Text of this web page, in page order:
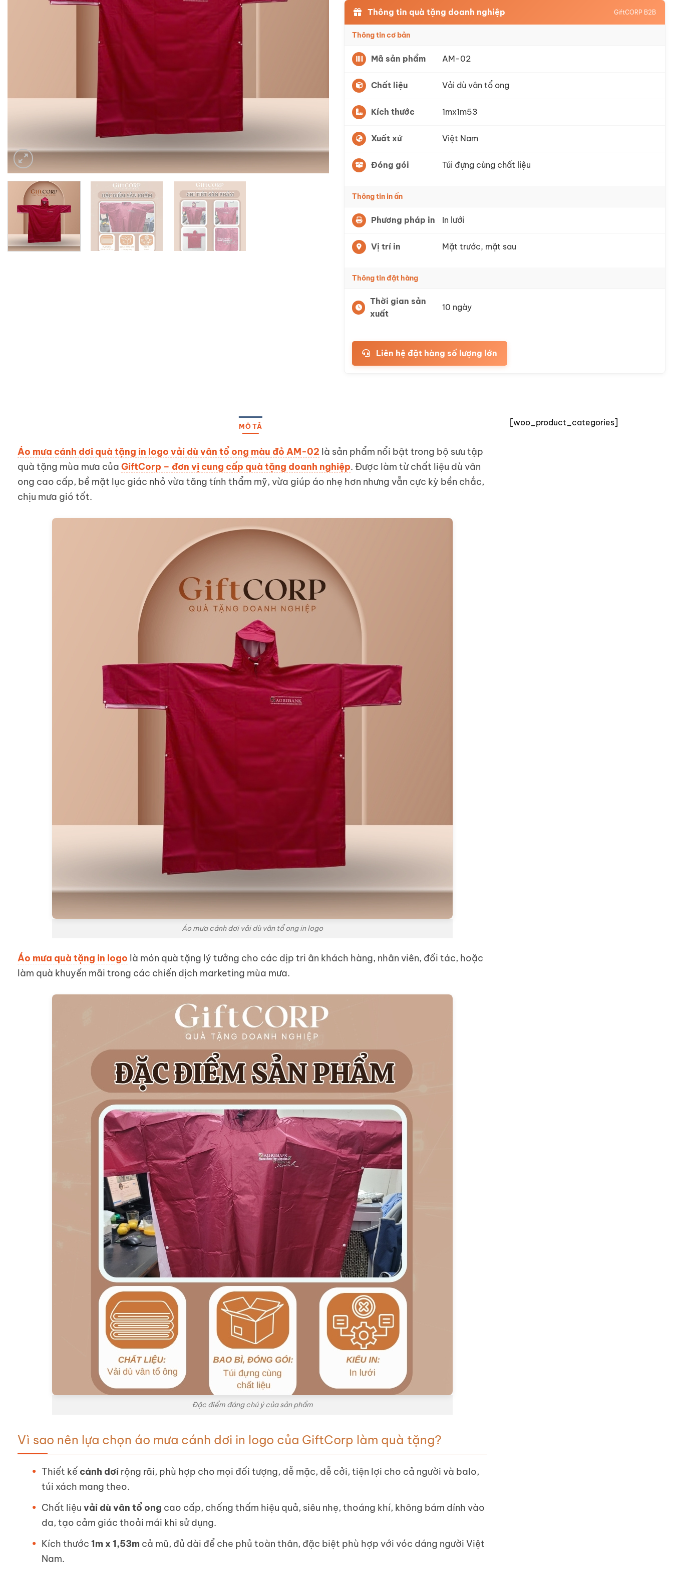
Thông tin quà tặng doanh nghiệp GiftCORP B2B
Thông tin cơ bản
Mã sản phẩm AM-02
Chất liệu Vải dù vân tổ ong
Kích thước 1mx1m53
Xuất xứ Việt Nam
Đóng gói Túi đựng cùng chất liệu
Thông tin in ấn
Phương pháp in In lưới
Vị trí in Mặt trước, mặt sau
Thông tin đặt hàng
Thời gian sản
xuất
10 ngày
Liên hệ đặt hàng số lượng lớn
MÔ TẢ
Áo mưa cánh dơi quà tặng in logo vải dù vân tổ ong màu đỏ AM-02 là sản phẩm nổi bật trong bộ sưu tập
quà tặng mùa mưa của GiftCorp – đơn vị cung cấp quà tặng doanh nghiệp. Được làm từ chất liệu dù vân
ong cao cấp, bề mặt lục giác nhỏ vừa tăng tính thẩm mỹ, vừa giúp áo nhẹ hơn nhưng vẫn cực kỳ bền chắc,
chịu mưa gió tốt.
Áo mưa cánh dơi vải dù vân tổ ong in logo
Áo mưa quà tặng in logo là món quà tặng lý tưởng cho các dịp tri ân khách hàng, nhân viên, đối tác, hoặc
làm quà khuyến mãi trong các chiến dịch marketing mùa mưa.
Đặc điểm đáng chú ý của sản phẩm
Vì sao nên lựa chọn áo mưa cánh dơi in logo của GiftCorp làm quà tặng?
Thiết kế cánh dơirộng rãi, phù hợp cho mọi đối tượng, dễ mặc, dễ cởi, tiện lợi cho cả người và balo,
túi xách mang theo.
Chất liệu vải dù vân tổ ong cao cấp, chống thấm hiệu quả, siêu nhẹ, thoáng khí, không bám dính vào
da, tạo cảm giác thoải mái khi sử dụng.
Kích thước 1m x 1,53m cả mũ, đủ dài để che phủ toàn thân, đặc biệt phù hợp với vóc dáng người Việt
Nam.
[woo_product_categories]